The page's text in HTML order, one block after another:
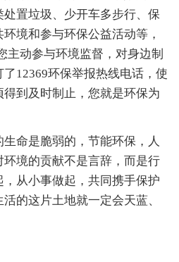
置垃圾、少开车多步行、保
境和参与环保公益活动等，
主动参与环境监督，对身边制
12369环保举报热线电话，使
到及时制止，您就是环保为
命是脆弱的，节能环保，人
环境的贡献不是言辞，而是行
从小事做起，共同携手保护
的这片土地就一定会天蓝、